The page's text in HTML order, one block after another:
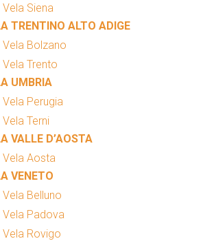
Siena
TRENTINO ALTO ADIGE
Vela Bolzano
Trento
UMBRIA
Perugia
Terni
VALLE D’AOSTA
Vela Aosta
VENETO
Belluno
Vela Padova
Vela Rovigo